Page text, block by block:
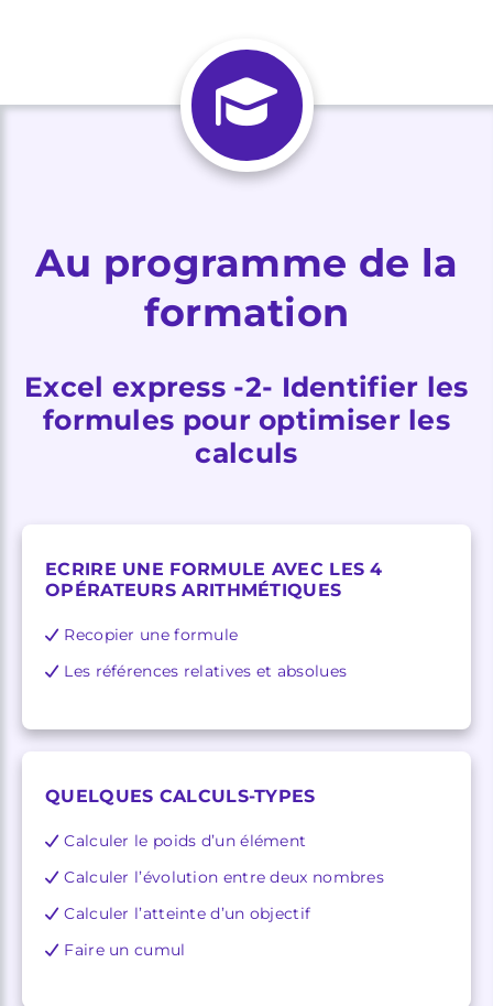
Au programme de la
formation
Excel express -2- Identifier les
formules pour optimiser les
calculs
ECRIRE UNE FORMULE AVEC LES 4
OPÉRATEURS ARITHMÉTIQUES
Recopier une formule
Les références relatives et absolues
QUELQUES CALCULS-TYPES
Calculer le poids d’un élément
Calculer l’évolution entre deux nombres
Calculer l’atteinte d’un objectif
Faire un cumul